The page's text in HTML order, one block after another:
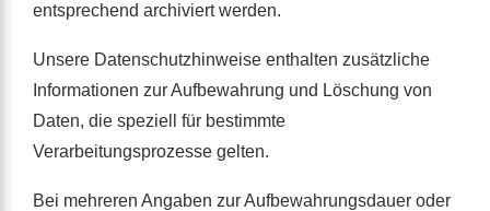
entsprechend archiviert werden.
Unsere Datenschutzhinweise enthalten zusätzliche
Informationen zur Aufbewahrung und Löschung von
Daten, die speziell für bestimmte
Verarbeitungsprozesse gelten.
Bei mehreren Angaben zur Aufbewahrungsdauer oder